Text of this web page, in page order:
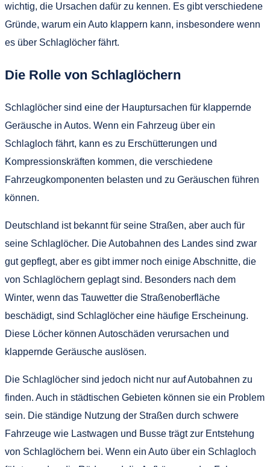
wichtig, die Ursachen dafür zu kennen. Es gibt verschiedene
Gründe, warum ein Auto klappern kann, insbesondere wenn
es über Schlaglöcher fährt.
Die Rolle von Schlaglöchern
Schlaglöcher sind eine der Hauptursachen für klappernde
Geräusche in Autos. Wenn ein Fahrzeug über ein
Schlagloch fährt, kann es zu Erschütterungen und
Kompressionskräften kommen, die verschiedene
Fahrzeugkomponenten belasten und zu Geräuschen führen
können.
Deutschland ist bekannt für seine Straßen, aber auch für
seine Schlaglöcher. Die Autobahnen des Landes sind zwar
gut gepflegt, aber es gibt immer noch einige Abschnitte, die
von Schlaglöchern geplagt sind. Besonders nach dem
Winter, wenn das Tauwetter die Straßenoberfläche
beschädigt, sind Schlaglöcher eine häufige Erscheinung.
Diese Löcher können Autoschäden verursachen und
klappernde Geräusche auslösen.
Die Schlaglöcher sind jedoch nicht nur auf Autobahnen zu
finden. Auch in städtischen Gebieten können sie ein Problem
sein. Die ständige Nutzung der Straßen durch schwere
Fahrzeuge wie Lastwagen und Busse trägt zur Entstehung
von Schlaglöchern bei. Wenn ein Auto über ein Schlagloch